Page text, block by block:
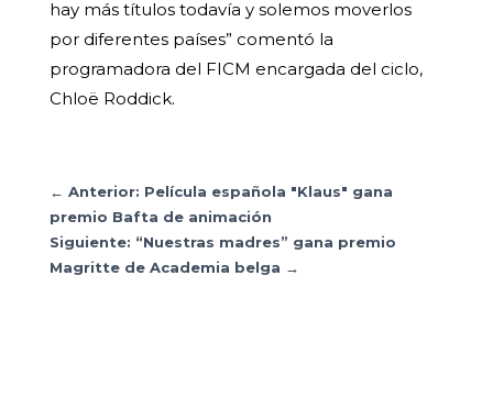
hay más títulos todavía y solemos moverlos
por diferentes países” comentó la
programadora del FICM encargada del ciclo,
Chloë Roddick.
← Anterior: Película española "Klaus" gana
premio Bafta de animación
Siguiente: “Nuestras madres” gana premio
Magritte de Academia belga →